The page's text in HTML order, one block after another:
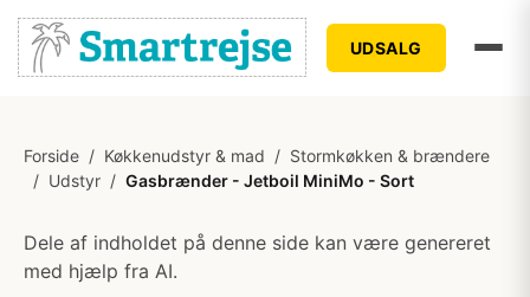
UDSALG
Forside / Køkkenudstyr & mad / Stormkøkken & brændere
/ Udstyr / Gasbrænder - Jetboil MiniMo - Sort
Dele af indholdet på denne side kan være genereret
med hjælp fra AI.